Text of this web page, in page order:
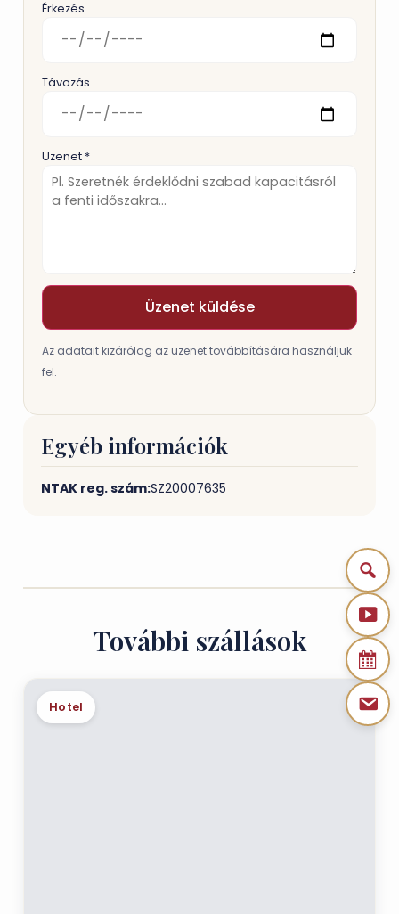
Érkezés
Távozás
Üzenet *
Üzenet küldése
Az adatait kizárólag az üzenet továbbítására használjuk
fel.
Egyéb információk
NTAK reg. szám:SZ20007635
További szállások
Hotel